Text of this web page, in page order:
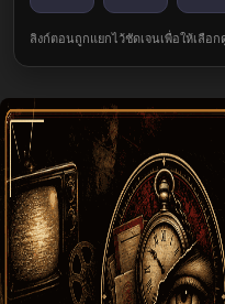
ลิงก์ตอนถูกแยกไว้ชัดเจนเพื่อให้เลือ